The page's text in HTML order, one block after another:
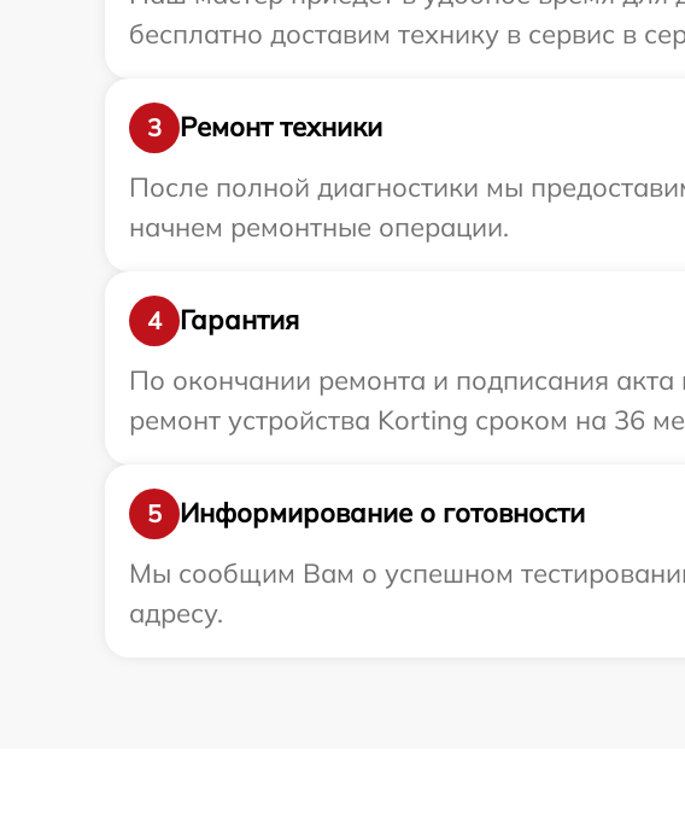
бесплатно доставим технику в сервис в
3
Ремонт техники
После полной диагностики мы
начнем ремонтные операции.
4
Гарантия
По окончании ремонта и подписания
ремонт устройства Korting сроком на 36
5
Информирование о готовности
Мы сообщим Вам о успешном
адресу.